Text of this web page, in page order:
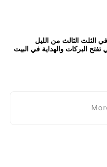
في الثلث الثالث من الليل
تفتح البركات والهداية في البيت